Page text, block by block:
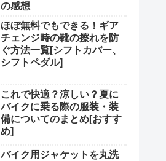
の感想
ほぼ無料でもできる！ギア
チェンジ時の靴の擦れを防
ぐ方法一覧[シフトカバー、
シフトペダル]
これで快適？涼しい？夏に
バイクに乗る際の服装・装
備についてのまとめ[おすす
め]
バイク用ジャケットを丸洗